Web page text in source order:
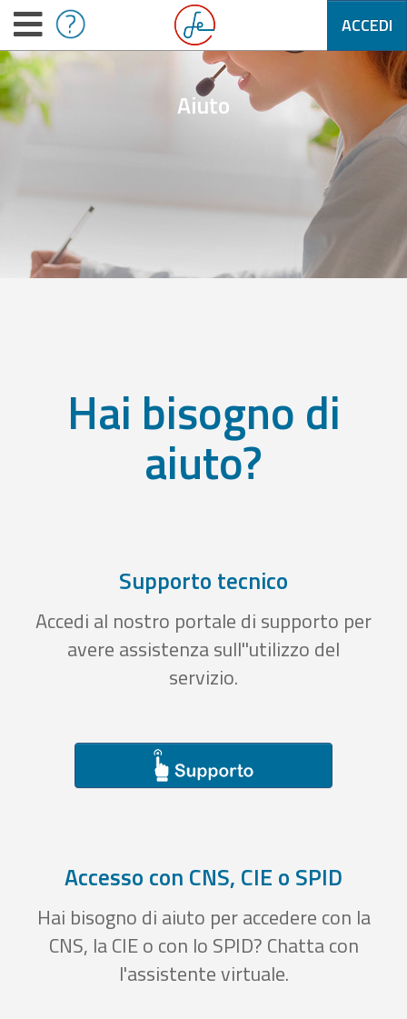
ACCEDI
Aiuto
Hai bisogno di
aiuto?
Supporto tecnico
Accedi al nostro portale di supporto per
avere assistenza sull''utilizzo del
servizio.
Accesso con CNS, CIE o SPID
Hai bisogno di aiuto per accedere con la
CNS, la CIE o con lo SPID? Chatta con
l'assistente virtuale.